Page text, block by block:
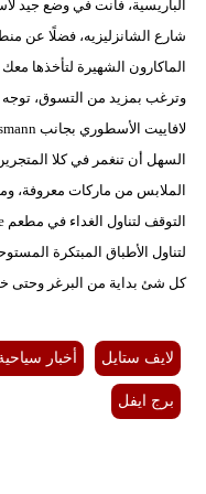
الباريسية، فأنت في وضع جيد
الماكارون الشهيرة لتأخذها
وترغب بمزيد من التسوق،
السهل أن تنغمر في كلا
الملابس من ماركات معروفة،
لتناول الأطباق المبتكرة
كل شئ بداية من البرغر وحتى
لايف ستايل أخبار
برج ايفل